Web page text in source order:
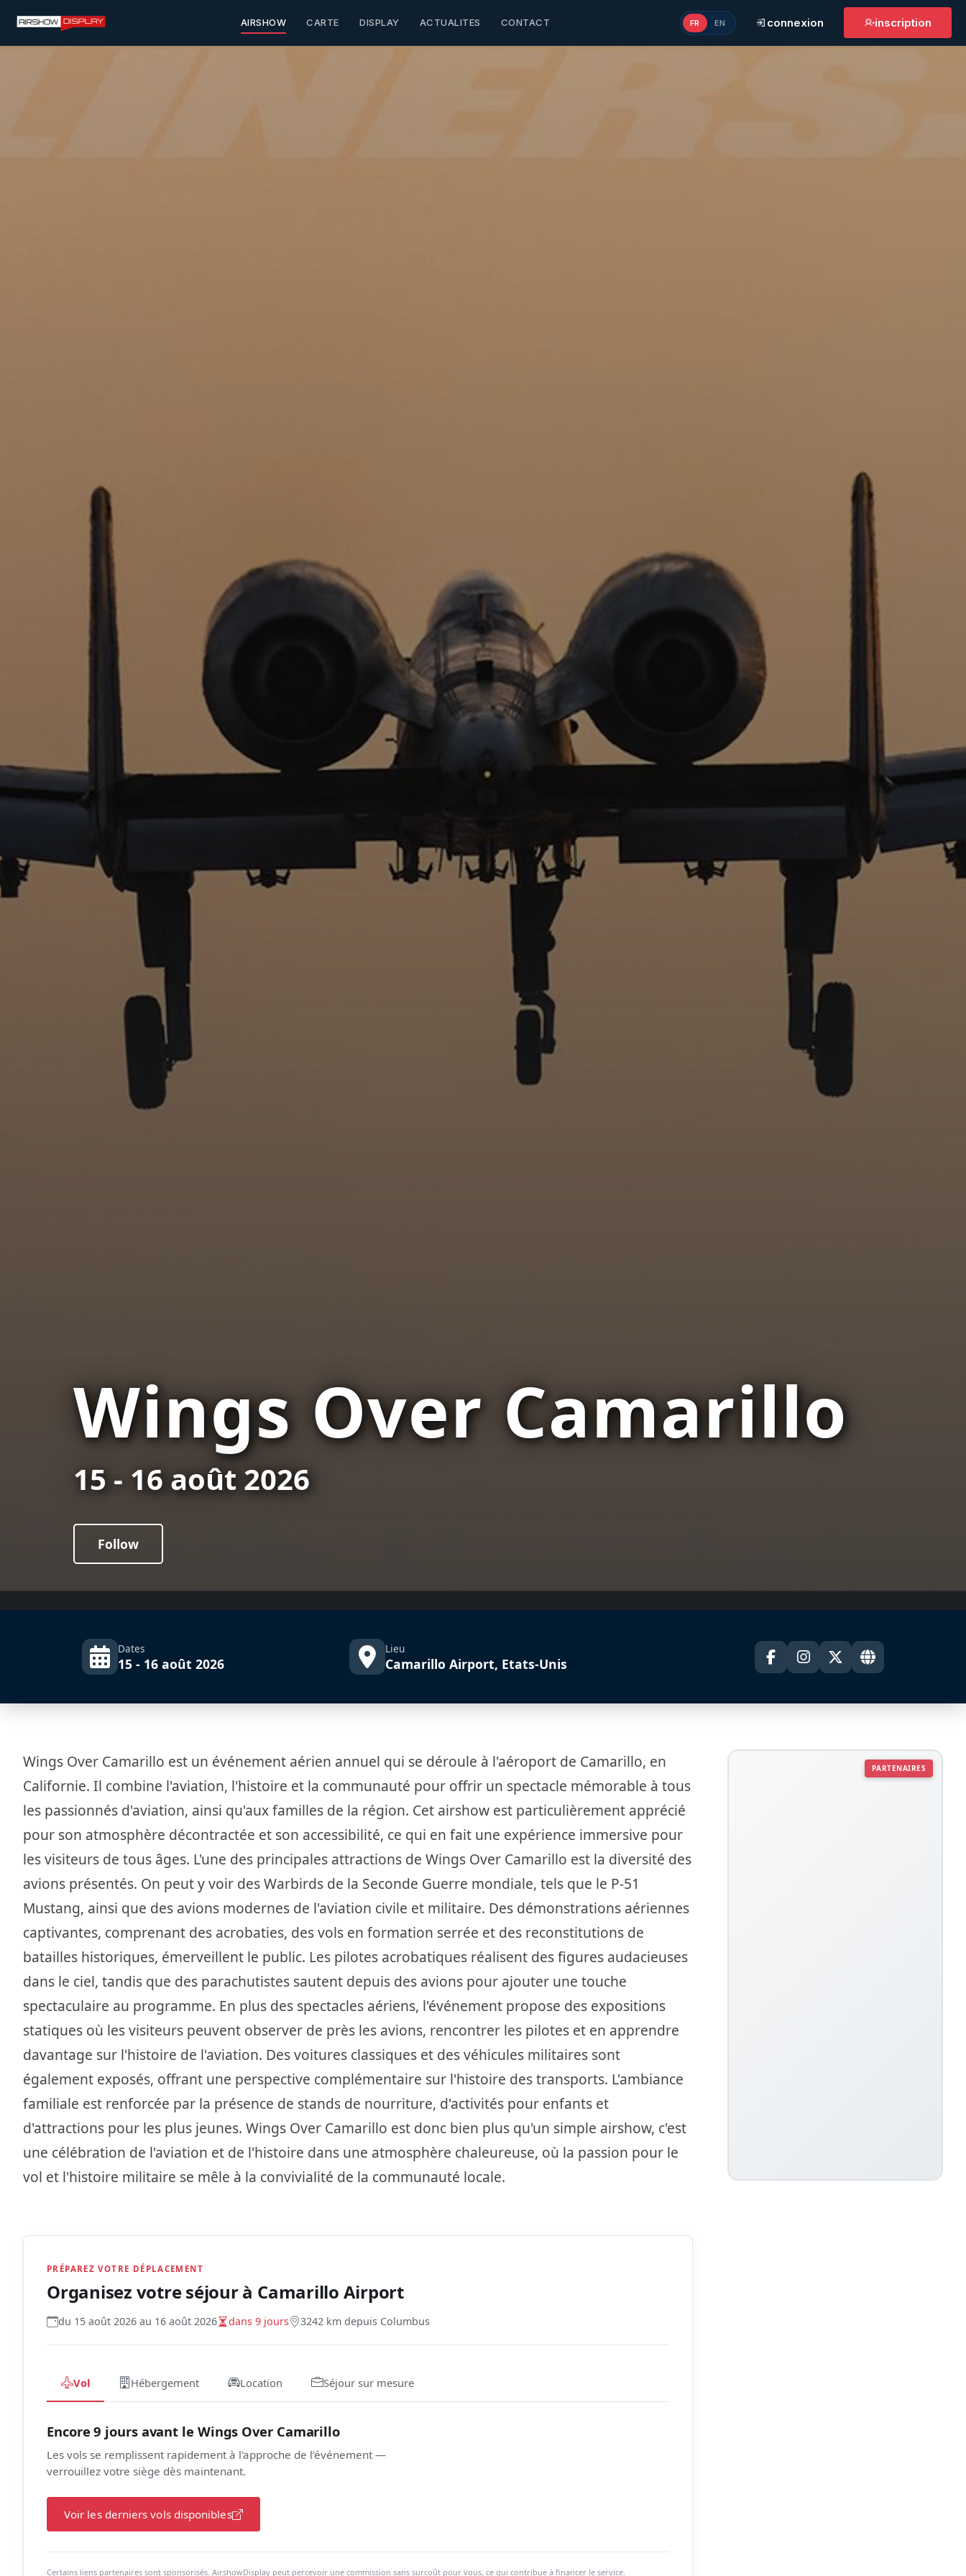
AIRSHOW CARTE DISPLAY ACTUALITES CONTACT FR EN connexion inscription
Wings Over Camarillo
15 - 16 août 2026
Follow
Dates
15 - 16 août 2026
Lieu
Camarillo Airport, Etats-Unis
Wings Over Camarillo est un événement aérien annuel qui se déroule à l'aéroport de Camarillo, en
Californie. Il combine l'aviation, l'histoire et la communauté pour offrir un spectacle mémorable à tous
les passionnés d'aviation, ainsi qu'aux familles de la région. Cet airshow est particulièrement apprécié
pour son atmosphère décontractée et son accessibilité, ce qui en fait une expérience immersive pour
les visiteurs de tous âges. L'une des principales attractions de Wings Over Camarillo est la diversité des
avions présentés. On peut y voir des Warbirds de la Seconde Guerre mondiale, tels que le P-51
Mustang, ainsi que des avions modernes de l'aviation civile et militaire. Des démonstrations aériennes
captivantes, comprenant des acrobaties, des vols en formation serrée et des reconstitutions de
batailles historiques, émerveillent le public. Les pilotes acrobatiques réalisent des figures audacieuses
dans le ciel, tandis que des parachutistes sautent depuis des avions pour ajouter une touche
spectaculaire au programme. En plus des spectacles aériens, l'événement propose des expositions
statiques où les visiteurs peuvent observer de près les avions, rencontrer les pilotes et en apprendre
davantage sur l'histoire de l'aviation. Des voitures classiques et des véhicules militaires sont
également exposés, offrant une perspective complémentaire sur l'histoire des transports. L'ambiance
familiale est renforcée par la présence de stands de nourriture, d'activités pour enfants et
d'attractions pour les plus jeunes. Wings Over Camarillo est donc bien plus qu'un simple airshow, c'est
une célébration de l'aviation et de l'histoire dans une atmosphère chaleureuse, où la passion pour le
vol et l'histoire militaire se mêle à la convivialité de la communauté locale.
PRÉPAREZ VOTRE DÉPLACEMENT
Organisez votre séjour à Camarillo Airport
du 15 août 2026 au 16 août 2026 dans 9 jours 3242 km depuis Columbus
Vol Hébergement Location Séjour sur mesure
Encore 9 jours avant le Wings Over Camarillo
Les vols se remplissent rapidement à l'approche de l'événement —
verrouillez votre siège dès maintenant.
Voir les derniers vols disponibles
Certains liens partenaires sont sponsorisés. AirshowDisplay peut percevoir une commission sans surcoût pour vous, ce qui contribue à financer le service.
PARTENAIRES